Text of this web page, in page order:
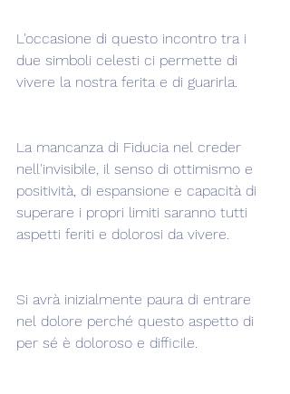
L'occasione di questo incontro tra i
due simboli celesti ci permette di
vivere la nostra ferita e di guarirla.
La mancanza di Fiducia nel creder
nell'invisibile, il senso di ottimismo e
positività, di espansione e capacità di
superare i propri limiti saranno tutti
aspetti feriti e dolorosi da vivere.
Si avrà inizialmente paura di entrare
nel dolore perché questo aspetto di
per sé è doloroso e difficile.